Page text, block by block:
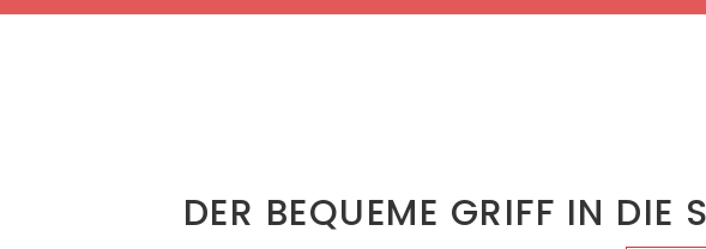
DER BEQUEME GRIFF IN DIE